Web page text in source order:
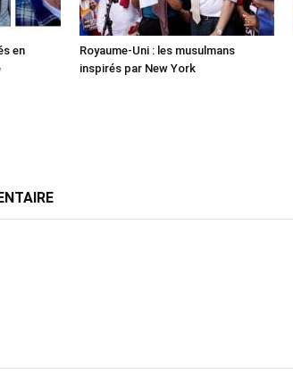
en
Royaume-Uni : les musulmans
inspirés par New York